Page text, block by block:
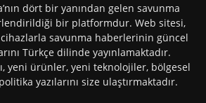
dört bir yanından gelen savunma
bir platformdur. Web sitesi,
savunma haberlerinin güncel
Türkçe dilinde yayınlamaktadır.
yeni ürünler, yeni teknolojiler, bölgesel
yazılarını size ulaştırmaktadır.